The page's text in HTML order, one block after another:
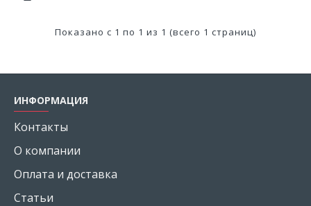
Показано с 1 по 1 из 1 (всего 1 страниц)
ИНФОРМАЦИЯ
Контакты
О компании
Оплата и доставка
Статьи